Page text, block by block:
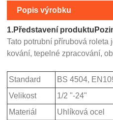
Popis výrobku
1.Představení produktu
Tato potrubní přírubová
kování, tepelné zpracování,
Standard
BS 4504,
Velikost
1/2 "-24"
Materiál
Uhlíková ocel